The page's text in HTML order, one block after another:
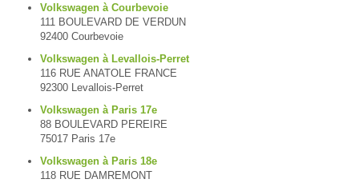
Volkswagen à Courbevoie
111 BOULEVARD DE VERDUN
92400 Courbevoie
Volkswagen à Levallois-Perret
116 RUE ANATOLE FRANCE
92300 Levallois-Perret
Volkswagen à Paris 17e
88 BOULEVARD PEREIRE
75017 Paris 17e
Volkswagen à Paris 18e
118 RUE DAMREMONT